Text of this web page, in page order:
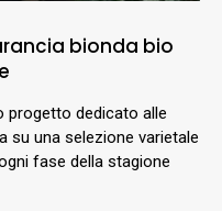
bionda bio
progetto dedicato alle
su una selezione varietale
fase della stagione